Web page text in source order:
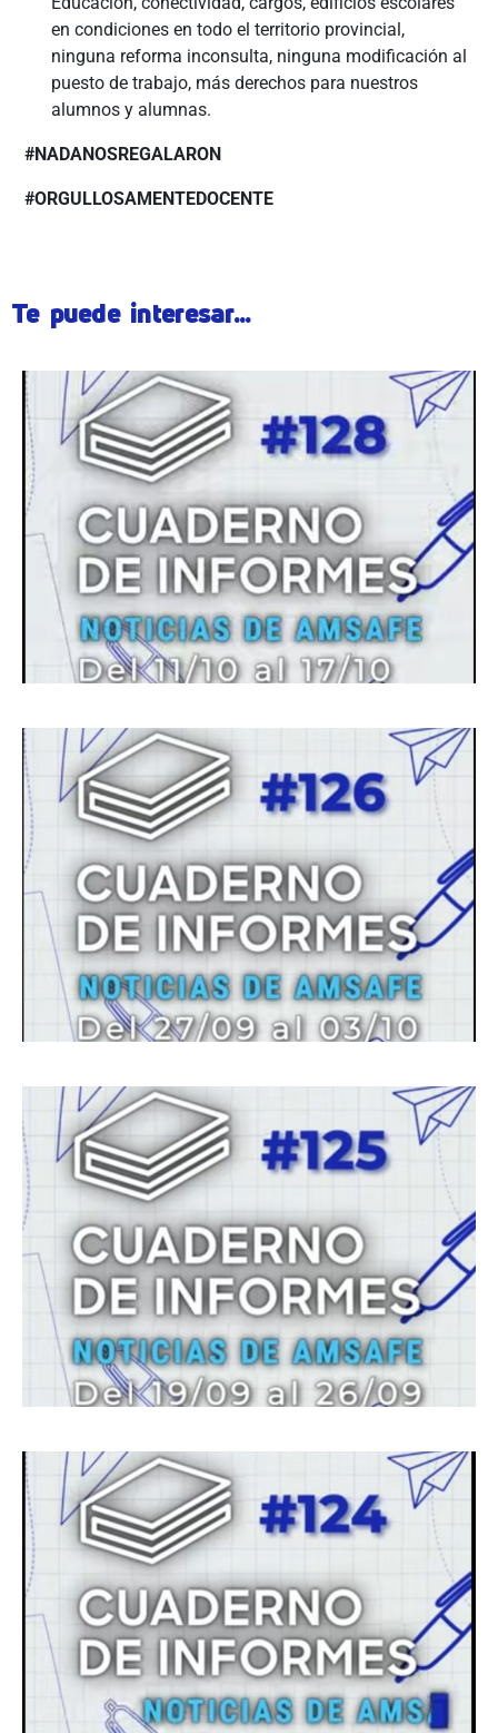
en condiciones en todo el territorio provincial,
ninguna reforma inconsulta, ninguna modificación al
puesto de trabajo, más derechos para nuestros
alumnos y alumnas.
#NADANOSREGALARON
#ORGULLOSAMENTEDOCENTE
Te puede interesar...